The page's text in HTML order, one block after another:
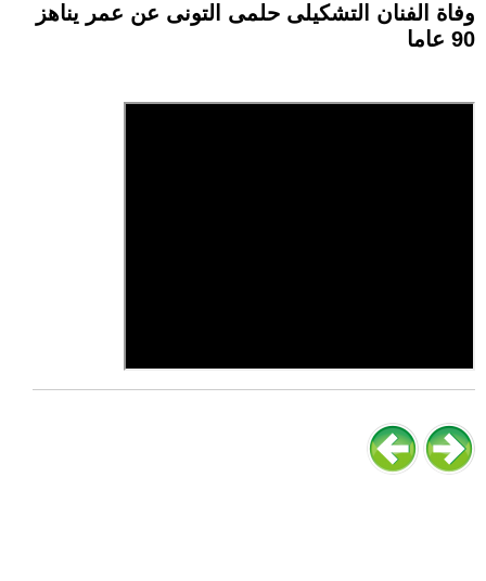
وفاة الفنان التشكيلى حلمى التونى عن عمر يناهز
90 عاما